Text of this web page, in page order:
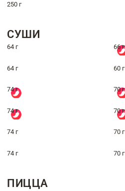
250 г
СУШИ
64 г 66 г
64 г 60 г
74 г 70 г
74 г 70 г
74 г 70 г
74 г 70 г
ПИЦЦА